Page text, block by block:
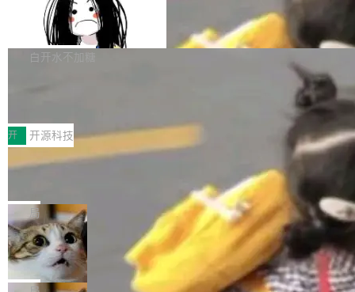
容的百科平台，被马斯克视为传统众包百科网站
维基百科的替代方案。Lawfare 调查发现，无论
热门页面还是低关注度页面，均未出现近期更
声明 LocaleResolver、注册 LocaleChangeInt
erceptor…五六步之后才能看到第一行翻译文
本。 Solon 换了个方式。整个 i18n 模块围绕三
Apache Doris 4.1 全面增强 Iceberg：
支持 UPDATE、MERGE INTO 与 Iceb
erg V3
Apache Doris 4.1 要补齐的，正是缺失的那一
半。在已有查询能力的基础上，Doris 进一步支
常维护操作，并完整支持 Iceberg V3 格式。
白开水不加糖
村国家自主创新示范区会议中心开幕。本届大会
由中关村智联软件服务业质量创新联盟主办，以
“智构可信·质创未来——AI原生时代的质量新范
式”为主题，直面AI从实验室走向规模化产业落地
的核心质量命题。会上，《2026智能研发生产力
工具选型手册》发布，Testin云测的Testin XAge
nt智能测试系统入选AI测试领域代表产品。对CI
O而言，这提示了一个转变：AI测试正在从效率
工具升级为企业的质量基础设施。 CIO面对的新
开 开源科技
让非法状态不可表示：一篇关于 ADT
有一种东西，一旦用过就回不去了。Alex Fedos
eev 管它叫"软件设计的基石"。 他说的东西不新
鲜——代数数据类型（ADT），尤其是和类型
（sum type）。但他说清楚了一件事：这不是类
型系统的学术体操，是日常编码的思维方式。 文
章从一个简单的例子切入。一个网站的深色主题
局
Cloudflare 开源内部企业 AI 平台 Clou
dflare OS
Cloudflare 发布了一个开源项目 Cloudflare O
S。如果你只看官方博客，你会觉得这是又一